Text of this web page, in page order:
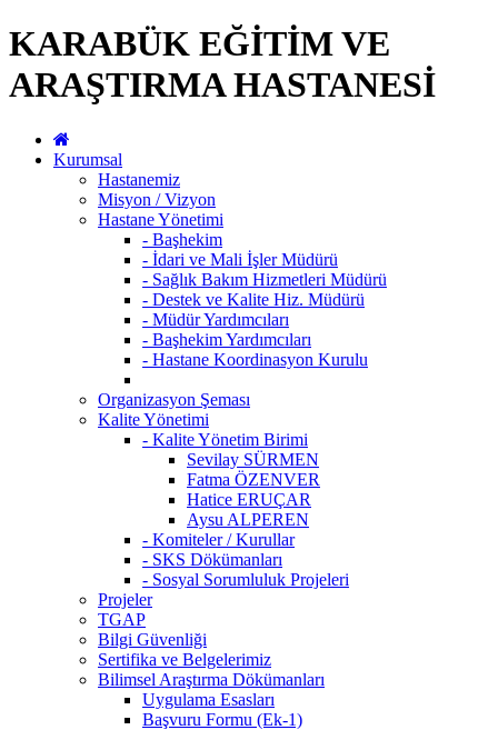
KARABÜK EĞİTİM VE
ARAŞTIRMA HASTANESİ
Kurumsal
Hastanemiz
Misyon / Vizyon
Hastane Yönetimi
- Başhekim
- İdari ve Mali İşler Müdürü
- Sağlık Bakım Hizmetleri Müdürü
- Destek ve Kalite Hiz. Müdürü
- Müdür Yardımcıları
- Başhekim Yardımcıları
- Hastane Koordinasyon Kurulu
Organizasyon Şeması
Kalite Yönetimi
- Kalite Yönetim Birimi
Sevilay SÜRMEN
Fatma ÖZENVER
Hatice ERUÇAR
Aysu ALPEREN
- Komiteler / Kurullar
- SKS Dökümanları
- Sosyal Sorumluluk Projeleri
Projeler
TGAP
Bilgi Güvenliği
Sertifika ve Belgelerimiz
Bilimsel Araştırma Dökümanları
Uygulama Esasları
Başvuru Formu (Ek-1)